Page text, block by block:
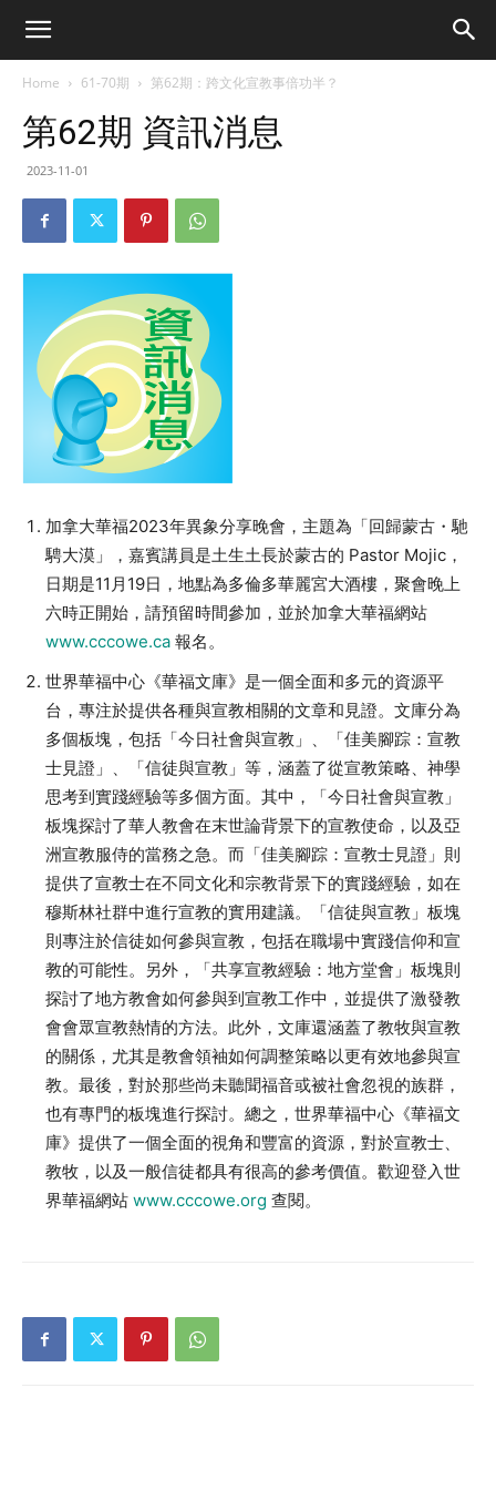
Home 61-70期 第62期：跨文化宣教事倍功半？
第62期 資訊消息
2023-11-01
加拿大華福2023年異象分享晚會，主題為「回歸蒙古・馳
騁大漠」，嘉賓講員是土生土長於蒙古的 Pastor Mojic，
日期是11月19日，地點為多倫多華麗宮大酒樓，聚會晚上
六時正開始，請預留時間參加，並於加拿大華福網站
www.cccowe.ca 報名。
世界華福中心《華福文庫》是一個全面和多元的資源平
台，專注於提供各種與宣教相關的文章和見證。文庫分為
多個板塊，包括「今日社會與宣教」、「佳美腳踪：宣教
士見證」、「信徒與宣教」等，涵蓋了從宣教策略、神學
思考到實踐經驗等多個方面。其中，「今日社會與宣教」
板塊探討了華人教會在末世論背景下的宣教使命，以及亞
洲宣教服侍的當務之急。而「佳美腳踪：宣教士見證」則
提供了宣教士在不同文化和宗教背景下的實踐經驗，如在
穆斯林社群中進行宣教的實用建議。「信徒與宣教」板塊
則專注於信徒如何參與宣教，包括在職場中實踐信仰和宣
教的可能性。另外，「共享宣教經驗：地方堂會」板塊則
探討了地方教會如何參與到宣教工作中，並提供了激發教
會會眾宣教熱情的方法。此外，文庫還涵蓋了教牧與宣教
的關係，尤其是教會領袖如何調整策略以更有效地參與宣
教。最後，對於那些尚未聽聞福音或被社會忽視的族群，
也有專門的板塊進行探討。總之，世界華福中心《華福文
庫》提供了一個全面的視角和豐富的資源，對於宣教士、
教牧，以及一般信徒都具有很高的參考價值。歡迎登入世
界華福網站 www.cccowe.org 查閱。